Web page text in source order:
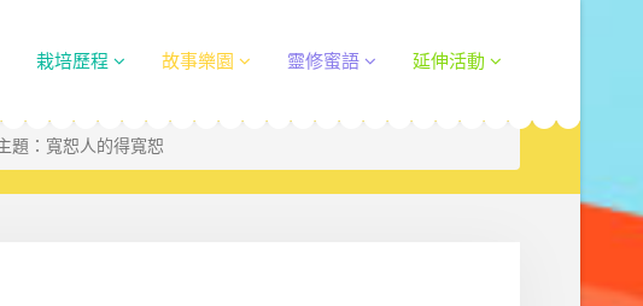
栽培歷程 故事樂園 靈修蜜語 延伸活動
題：寬恕人的得寬恕